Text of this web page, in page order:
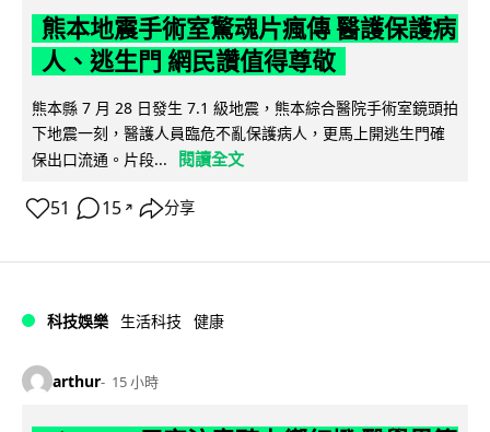
熊本地震手術室驚魂片瘋傳 醫護保護病
人、逃生門 網民讚值得尊敬
熊本縣 7 月 28 日發生 7.1 級地震，熊本綜合醫院手術室鏡頭拍
下地震一刻，醫護人員臨危不亂保護病人，更馬上開逃生門確
保出口流通。片段...
閱讀全文
51 15 ↗ 分享
科技娛樂 生活科技 健康
arthur 15 小時